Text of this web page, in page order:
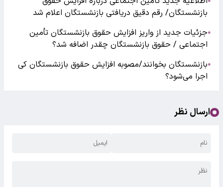
بازنشستگان/ رقم دقیق دریافتی بازنشستگان اعلام شد
●جزئیات جدید از واریز افزایش حقوق بازنشستگان تأمین
اجتماعی / حقوق بازنشستگان چقدر اضافه شد؟
●بازنشستگان بخوانند/مصوبه افزایش حقوق بازنشستگان کی
اجرا می‌شود؟
ارسال نظر